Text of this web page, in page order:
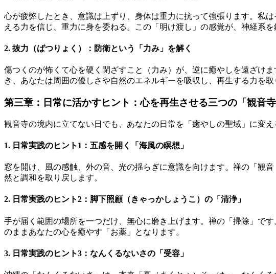
心が疲弊したとき、意識は上ずり、身体は重力に抗って強張ります。私
える力を信じ、重力に身を委ねる。この「明け渡し」の感覚が、神経系
2. 抜力（ばつりょく）：防衛という「力み」を解く
傷つくのが怖くて心を硬く閉ざすこと（力み）が、逆に癒やしを遠ざけ
き、あなたは周囲の優しさや自然のエネルギーを吸収し、再生する力を取
第三章：日常に活かすヒント：心を再生させる三つの「観音
観音寺の境内に立てない日でも、あなたの日常を「癒やしの聖域」に変え
1. 日常実践のヒント1：五感を開く「海風の瞑想」
窓を開け、風の感触、外の音、光の揺らぎに意識を向けます。禅の「観
然と調和を取り戻します。
2. 日常実践のヒント2：脚下照顧（きゃっかしょうこ）の「清浄」
手が届く範囲の場所を一つだけ、無心に磨き上げます。禅の「掃除」で
のままあなたの心を癒やす「お薬」となります。
3. 日常実践のヒント3：なんくるないさの「受容」